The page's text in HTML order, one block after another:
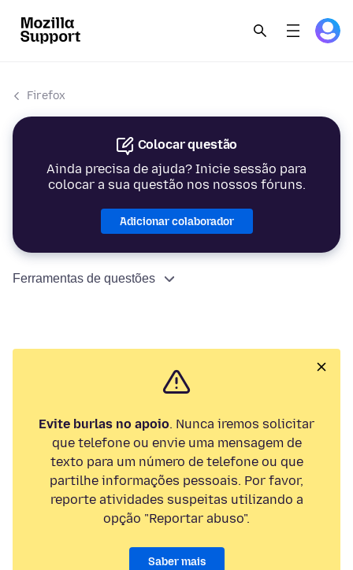
Firefox
Colocar questão
Ainda precisa de ajuda? Inicie sessão para
colocar a sua questão nos nossos fóruns.
Adicionar colaborador
Ferramentas de questões
Evite burlas no apoio. Nunca iremos solicitar
que telefone ou envie uma mensagem de
texto para um número de telefone ou que
partilhe informações pessoais. Por favor,
reporte atividades suspeitas utilizando a
opção "Reportar abuso".
Saber mais